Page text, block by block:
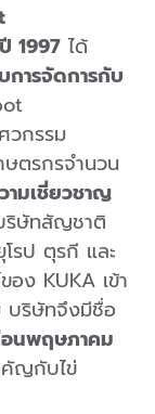
1997 ได้
การจัดการกับ
วกรรม
ษตรกรจำนวน
มเชี่ยวชาญ
ริษัทสัญชาติ
โรป ตุรกี และ
ง KUKA เข้า
บริษัทจึงมีชื่อ
นพฤษภาคม
คัญกับไข่